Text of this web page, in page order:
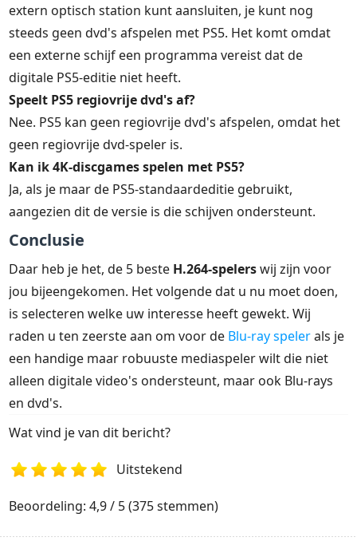
extern optisch station kunt aansluiten, je kunt nog
steeds geen dvd's afspelen met PS5. Het komt omdat
een externe schijf een programma vereist dat de
digitale PS5-editie niet heeft.
Speelt PS5 regiovrije dvd's af?
Nee. PS5 kan geen regiovrije dvd's afspelen, omdat het
geen regiovrije dvd-speler is.
Kan ik 4K-discgames spelen met PS5?
Ja, als je maar de PS5-standaardeditie gebruikt,
aangezien dit de versie is die schijven ondersteunt.
Conclusie
Daar heb je het, de 5 beste H.264-spelerswij zijn voor
jou bijeengekomen. Het volgende dat u nu moet doen,
is selecteren welke uw interesse heeft gewekt. Wij
raden u ten zeerste aan om voor de Blu-ray spelerals je
een handige maar robuuste mediaspeler wilt die niet
alleen digitale video's ondersteunt, maar ook Blu-rays
en dvd's.
Wat vind je van dit bericht?
1 3 5
Uitstekend
Beoordeling: 4,9 / 5 (375 stemmen)